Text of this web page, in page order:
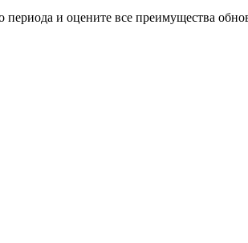
периода и оцените все преимущества